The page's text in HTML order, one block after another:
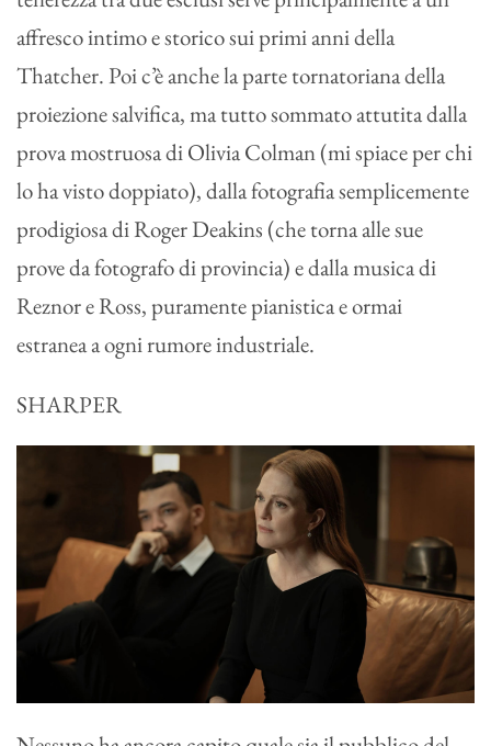
affresco intimo e storico sui primi anni della
Thatcher. Poi c’è anche la parte tornatoriana della
proiezione salvifica, ma tutto sommato attutita dalla
prova mostruosa di Olivia Colman (mi spiace per chi
lo ha visto doppiato), dalla fotografia semplicemente
prodigiosa di Roger Deakins (che torna alle sue
prove da fotografo di provincia) e dalla musica di
Reznor e Ross, puramente pianistica e ormai
estranea a ogni rumore industriale.
SHARPER